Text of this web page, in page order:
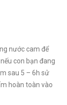
nước cam để
con bạn đang
sau 5 – 6h sử
hoàn toàn vào